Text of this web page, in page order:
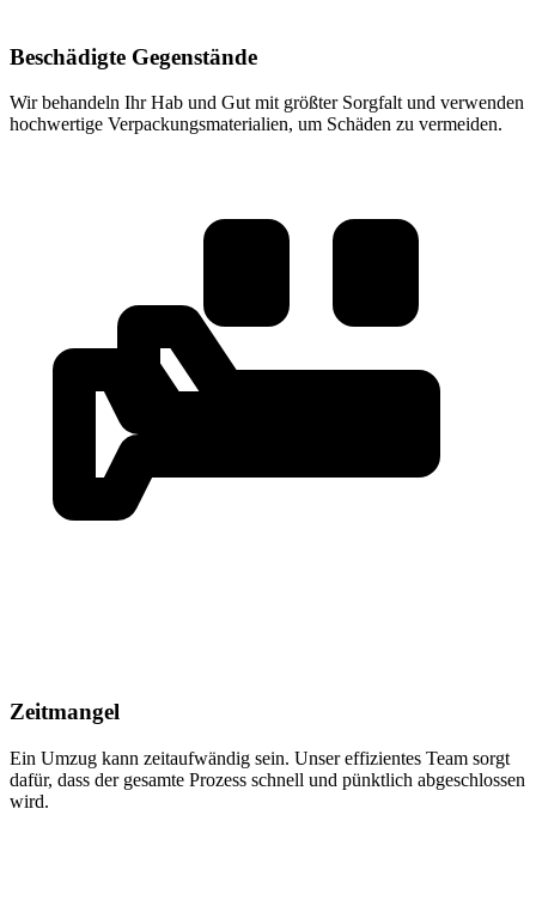
Beschädigte Gegenstände
Wir behandeln Ihr Hab und Gut mit größter Sorgfalt und verwenden
hochwertige Verpackungsmaterialien, um Schäden zu vermeiden.
Zeitmangel
Ein Umzug kann zeitaufwändig sein. Unser effizientes Team sorgt
dafür, dass der gesamte Prozess schnell und pünktlich abgeschlossen
wird.